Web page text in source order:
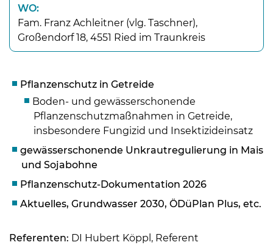
WO:
Fam. Franz Achleitner (vlg. Taschner),
Großendorf 18, 4551 Ried im Traunkreis
Pflanzenschutz in Getreide
Boden- und gewässerschonende
Pflanzenschutzmaßnahmen in Getreide,
insbesondere Fungizid und Insektizideinsatz
gewässerschonende Unkrautregulierung in Mais
und Sojabohne
Pflanzenschutz-Dokumentation 2026
Aktuelles, Grundwasser 2030, ÖDüPlan Plus, etc.
Referenten: DI Hubert Köppl, Referent